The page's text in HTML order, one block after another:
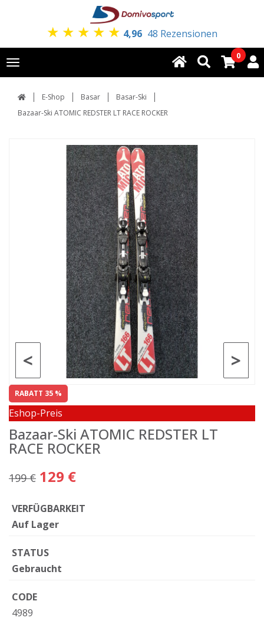
★ ★ ★ ★ ★ 4,96 48 Rezensionen
Toggle
navigation
0
E-Shop Basar
Basar-Ski
Bazaar-Ski ATOMIC REDSTER LT RACE ROCKER
>
<
RABATT 35 %
Eshop-Preis
Bazaar-Ski ATOMIC REDSTER LT
RACE ROCKER
199 € 129 €
VERFÜGBARKEIT
Auf Lager
STATUS
Gebraucht
CODE
4989